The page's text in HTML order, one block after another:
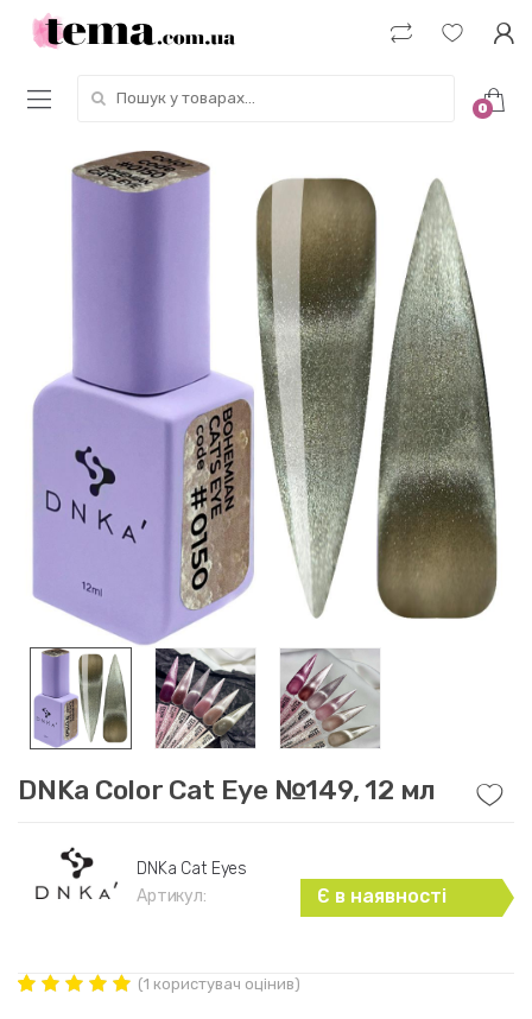
0
DNKa Color Cat Eye №149, 12 мл
DNKa Cat Eyes
Артикул:
Є в наявності
(1 користувач оцінив)